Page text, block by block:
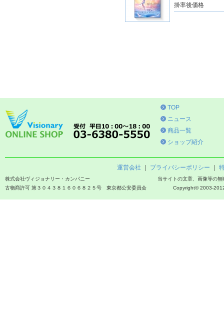
掛率後価格
TOP
ニュース
商品一覧
ショップ紹介
運営会社 プライバシーポリシー
当サイトの文章、画像等の
Copyright© 2003-
株式会社ヴィジョナリー・カンパニー
古物商許可 第３０４３８１６０６８２５号 東京都公安委員会